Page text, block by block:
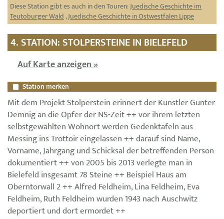
Diese Station gibt es auch in den Touren:Juedische Geschichte im
Teutoburger Wald,Juedische Geschichte in Ostwestfalen Lippe
4. STATION: STOLPERSTEINE IN BIELEFELD
Auf Karte anzeigen »
Station merken
Mit dem Projekt Stolperstein erinnert der Künstler Gunter
Demnig an die Opfer der NS-Zeit ++ vor ihrem letzten
selbstgewählten Wohnort werden Gedenktafeln aus
Messing ins Trottoir eingelassen ++ darauf sind Name,
Vorname, Jahrgang und Schicksal der betreffenden Person
dokumentiert ++ von 2005 bis 2013 verlegte man in
Bielefeld insgesamt 78 Steine ++ Beispiel Haus am
Oberntorwall 2 ++ Alfred Feldheim, Lina Feldheim, Eva
Feldheim, Ruth Feldheim wurden 1943 nach Auschwitz
deportiert und dort ermordet ++